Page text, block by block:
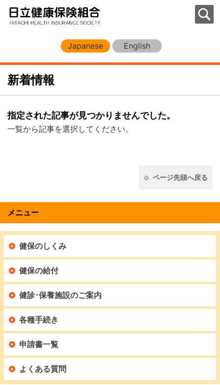
Japanese English
新着情報
指定された記事が見つかりませんでした。
一覧から記事を選択してください。
ページ先頭へ戻る
メニュー
健保のしくみ
健保の給付
健診･保養施設のご案内
各種手続き
申請書一覧
よくある質問